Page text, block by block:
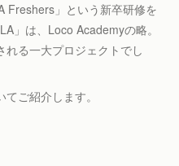
Freshers」という新卒研修を
」は、Loco Academyの略。
れる一大プロジェクトでし
ご紹介します。